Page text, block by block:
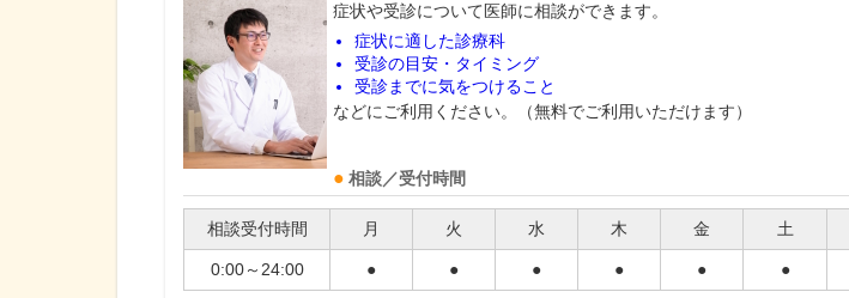
症状や受診について医師に相談ができます。
症状に適した診療科
受診の目安・タイミング
受診までに気をつけること
などにご利用ください。（無料でご利用いただけます）
相談／受付時間
相談受付時間 月 火 水 木 金 土
0:00～24:00 ● ● ● ● ● ●